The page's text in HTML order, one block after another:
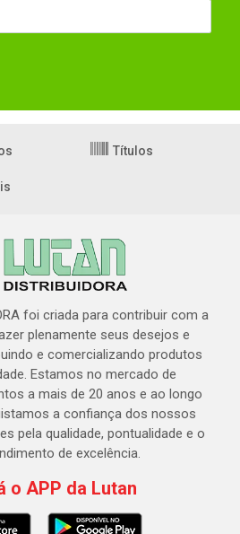
Títulos
foi criada para contribuir com a
plenamente seus desejos e
e comercializando produtos
Estamos no mercado de
a mais de 20 anos e ao longo
a confiança dos nossos
pela qualidade, pontualidade e o
de excelência.
o APP da Lutan